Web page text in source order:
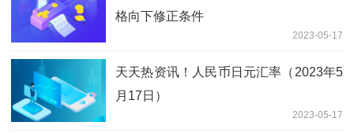
格向下修正条件
2023-05-17
天天热资讯！人民币日元汇率（2023年5
月17日）
2023-05-17